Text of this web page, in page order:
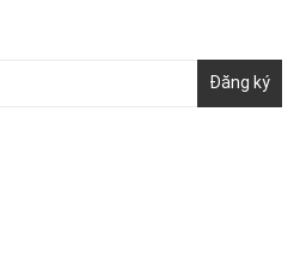
Đăng ký